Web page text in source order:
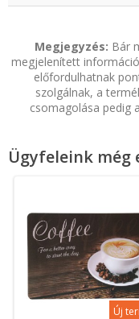
Megjegyzés: Bár
megjelenített
előfordulhatnak
szolgálnak, a
csomagolása pedig
Ügyfeleink még
Új